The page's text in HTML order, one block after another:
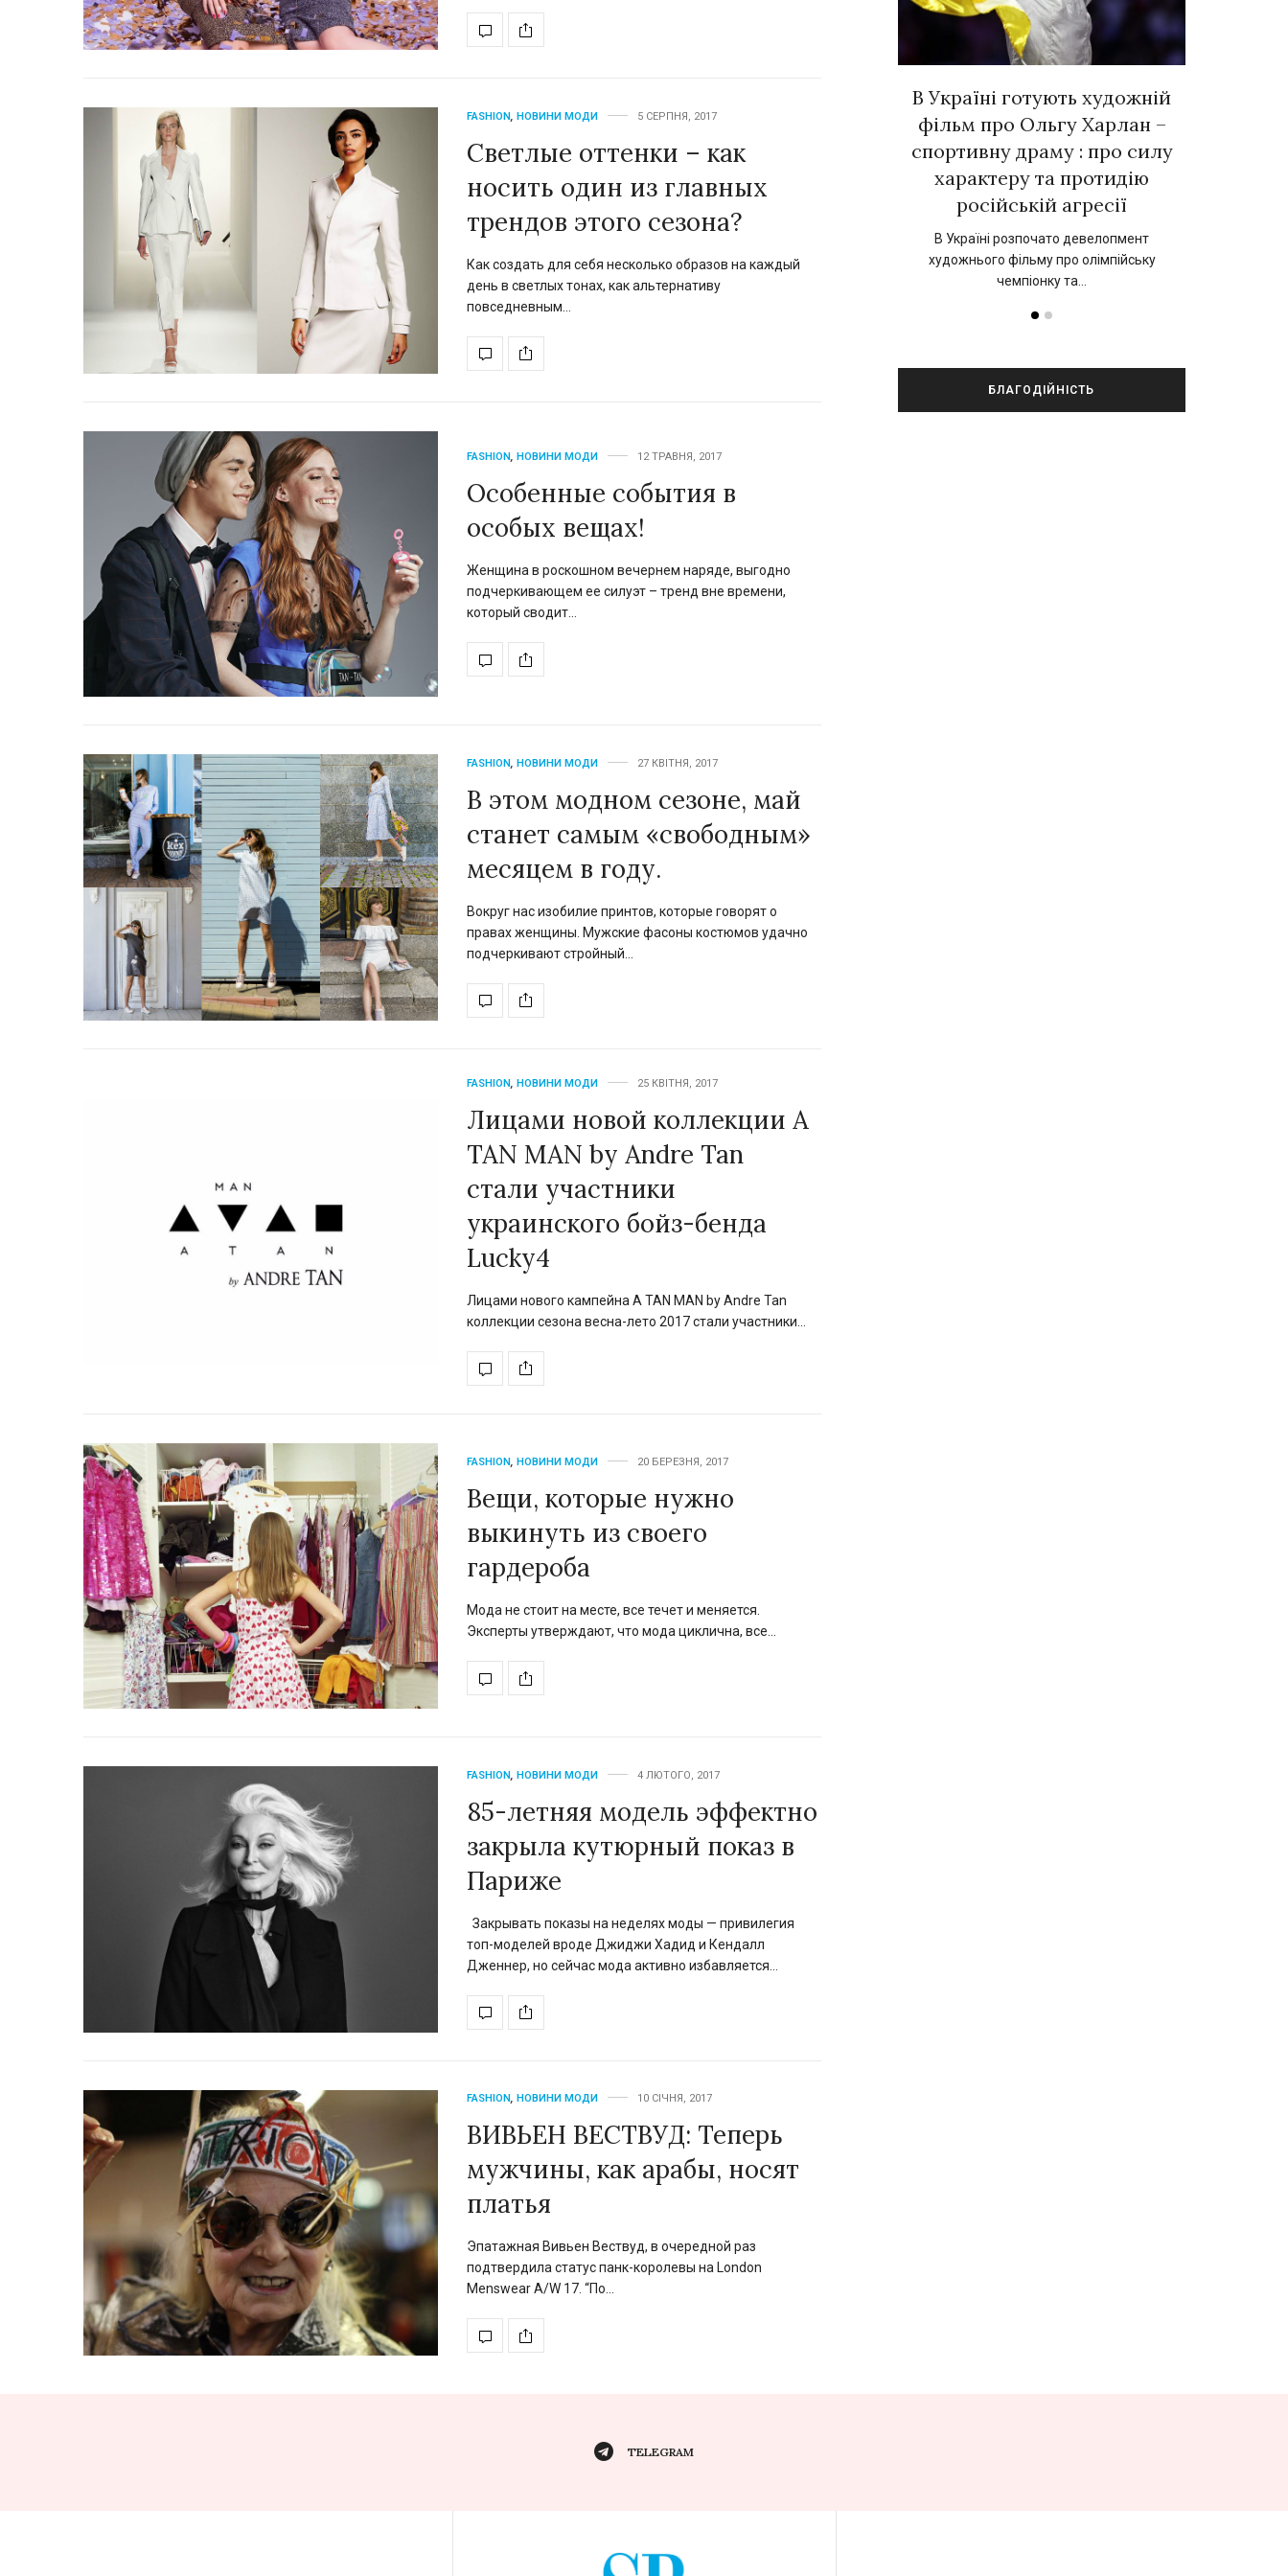
FASHION, НОВИНИ МОДИ 5 СЕРПНЯ, 2017
Светлые оттенки – как
носить один из главных
трендов этого сезона?
Как создать для себя несколько образов на каждый
день в светлых тонах, как альтернативу
повседневным…
FASHION, НОВИНИ МОДИ 12 ТРАВНЯ, 2017
Особенные события в
особых вещах!
Женщина в роскошном вечернем наряде, выгодно
подчеркивающем ее силуэт – тренд вне времени,
который сводит…
FASHION, НОВИНИ МОДИ 27 КВІТНЯ, 2017
В этом модном сезоне, май
станет самым «свободным»
месяцем в году.
Вокруг нас изобилие принтов, которые говорят о
правах женщины. Мужские фасоны костюмов удачно
подчеркивают стройный…
FASHION, НОВИНИ МОДИ 25 КВІТНЯ, 2017
Лицами новой коллекции A
TAN MAN by Andre Tan
стали участники
украинского бойз-бенда
Lucky4
Лицами нового кампейна A TAN MAN by Andre Tan
коллекции сезона весна-лето 2017 стали участники…
FASHION, НОВИНИ МОДИ 20 БЕРЕЗНЯ, 2017
Вещи, которые нужно
выкинуть из своего
гардероба
Мода не стоит на месте, все течет и меняется.
Эксперты утверждают, что мода циклична, все…
FASHION, НОВИНИ МОДИ 4 ЛЮТОГО, 2017
85-летняя модель эффектно
закрыла кутюрный показ в
Париже
Закрывать показы на неделях моды — привилегия
топ-моделей вроде Джиджи Хадид и Кендалл
Дженнер, но сейчас мода активно избавляется…
FASHION, НОВИНИ МОДИ 10 СІЧНЯ, 2017
ВИВЬЕН ВЕСТВУД: Теперь
мужчины, как арабы, носят
платья
Эпатажная Вивьен Вествуд, в очередной раз
подтвердила статус панк-королевы на London
Menswear A/W 17. “По…
зірок українського кіно у
новій комедії «РОДИЧІ»
17 вересня 2026 року в широкий український
В Україні готують художній
фільм про Ольгу Харлан –
спортивну драму : про силу
характеру та протидію
російській агресії
В Україні розпочато девелопмент
художнього фільму про олімпійську
чемпіонку та…
БЛАГОДІЙНІСТЬ
TELEGRAM